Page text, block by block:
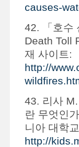
causes-
42. 「호수
Death Toll
재 사이트:
http://
43. 리사
란 무엇인
니아 대학
http://